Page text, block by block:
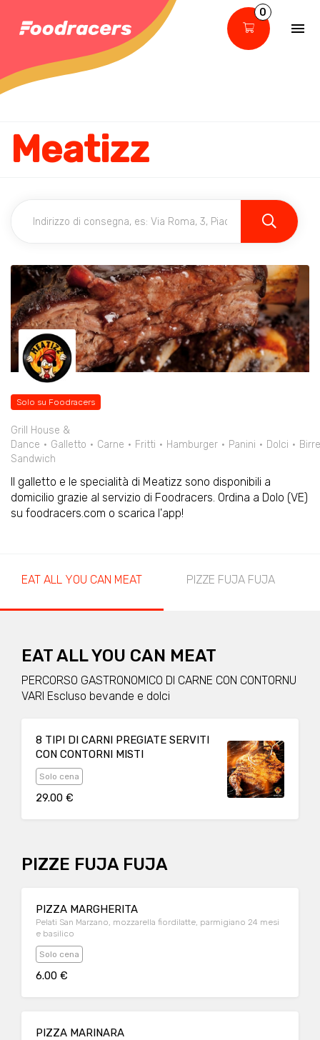
0
Meatizz
Solo su Foodracers
Grill House &
Dance
Galletto Carne Fritti Hamburger Panini Dolci
Birre
Sandwich
Il galletto e le specialità di Meatizz sono disponibili a
domicilio grazie al servizio di Foodracers. Ordina a Dolo (VE)
su foodracers.com o scarica l'app!
EAT ALL YOU CAN MEAT PIZZE FUJA FUJA
EAT ALL YOU CAN MEAT
PERCORSO GASTRONOMICO DI CARNE CON CONTORNU
VARI Escluso bevande e dolci
8 TIPI DI CARNI PREGIATE SERVITI
CON CONTORNI MISTI
Solo cena
29.00 €
PIZZE FUJA FUJA
PIZZA MARGHERITA
Pelati San Marzano, mozzarella fiordilatte, parmigiano 24 mesi
e basilico
Solo cena
6.00 €
PIZZA MARINARA